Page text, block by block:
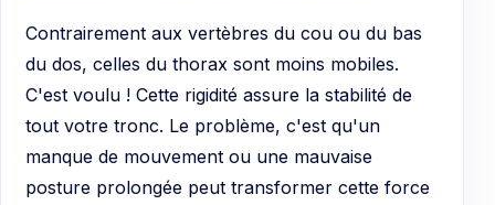
Contrairement aux vertèbres du cou ou du bas
du dos, celles du thorax sont moins mobiles.
C'est voulu ! Cette rigidité assure la stabilité de
tout votre tronc. Le problème, c'est qu'un
manque de mouvement ou une mauvaise
posture prolongée peut transformer cette force